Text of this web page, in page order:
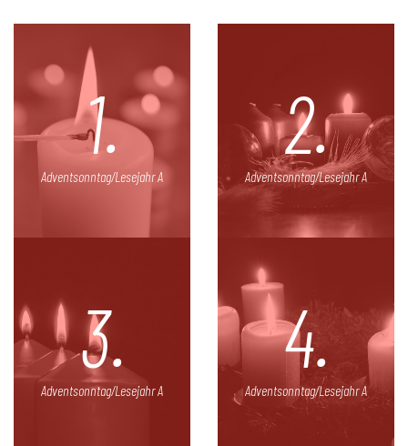
1.
Adventsonntag/Lesejahr A
2.
Adventsonntag/Lesejahr A
3.
Adventsonntag/Lesejahr A
4.
Adventsonntag/Lesejahr A